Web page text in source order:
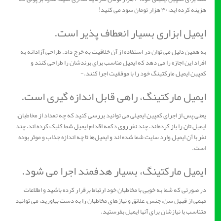
هزینه کرده اید، ۳۰ هزار تومان سود می کنید!
ایمیل ابزاری بسیار انعطاف پذیر است.
به همین دلیل می توان در استفاده از آن خلاقیت به خرج داد. طراحی آزادانه به
افراد این اجازه را می دهد که ایمیل مناسب برای برندشان را طراحی کنند و
کمپین ایمیل مارکتینگ خود را با موفقیت اجرا کنند.-
ایمیل مارکتینگ، راهی قابل اندازه گیری است.
یعنی پس از اجرای کمپین ایمیلی می توانید بررسی کنید که چه تعداد از مخاطبان،
ایمیل‌ تان را باز کرده‌اند، چند نفر روی دکمه اقدام ایمیل شما کلیک کرده اند، چند
نفر با آن ایمیل وارد سایت شما شده اند و ایمیل‌ها تا چه اندازه جذاب و موثر بوده
است.
ایمیل مارکتینگ، بسیار هدفمند اجرا می شود.
در صورتی که شما به خوبی با مخاطبان خود ارتباط برقرار کرده باشید و اطلاعات
مهمی از قبیل سن، جنس، علائق و نیازهای مخاطبان را به دست بیاورید، می توانید
متناسب با نیازشان برای آنها ایمیل بفرستید.